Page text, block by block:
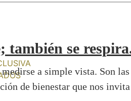
también se
a simple vista. Son
de bienestar que nos